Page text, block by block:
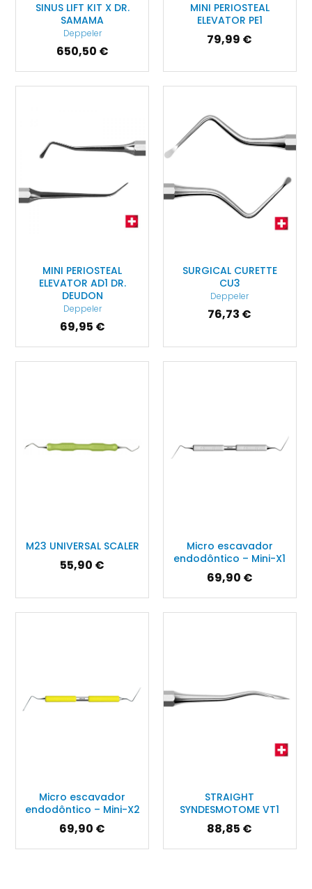
SINUS LIFT KIT X DR.
SAMAMA
Deppeler
650,50 €
MINI PERIOSTEAL
ELEVATOR PE1
79,99 €
MINI PERIOSTEAL
ELEVATOR AD1 DR.
DEUDON
Deppeler
69,95 €
SURGICAL CURETTE
CU3
Deppeler
76,73 €
M23 UNIVERSAL SCALER
55,90 €
Micro escavador
endodôntico – Mini-X1
69,90 €
Micro escavador
endodôntico – Mini-X2
69,90 €
STRAIGHT
SYNDESMOTOME VT1
88,85 €